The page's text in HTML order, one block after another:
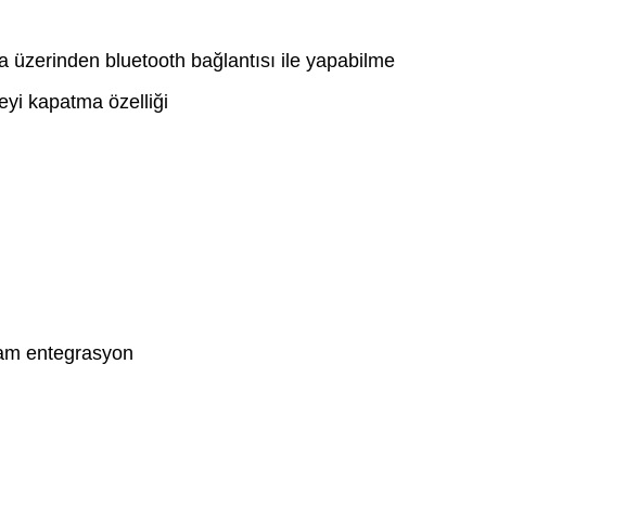
üzerinden bluetooth bağlantısı ile yapabilme
kapatma özelliği
entegrasyon